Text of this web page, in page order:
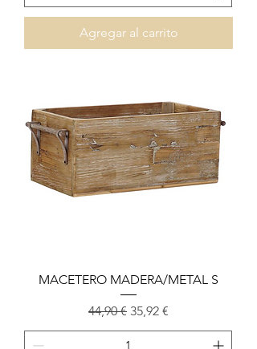
Agregar al carrito
MACETERO MADERA/METAL S
Precio
44,90 € Precio de oferta
35,92 €